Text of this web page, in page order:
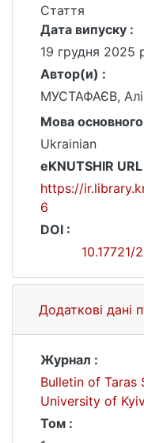
Стаття
Дата випуску :
19 грудня 2025
Автор(и) :
МУСТАФАЄВ,
Мова
Ukrainian
eKNUTSHIR
https://
6
DOI :
10.17721/
Додаткові дані
Журнал :
Bulletin of Taras
University of
Том :